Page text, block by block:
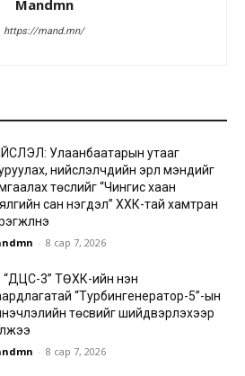
Mandmn
https://mand.mn/
Улаанбаатарын утааг
нийслэлчүүдийн эрүүл мэндийг
төслийг “Чингис хаан
сан нэгдэл” ХХК-тай хамтран
- 8 сар 7, 2026
“ДЦС-3” ТӨХК-ийн нэн
“Турбингенератор-5”-ын
төсвийг шийдвэрлэхээр
- 8 сар 7, 2026